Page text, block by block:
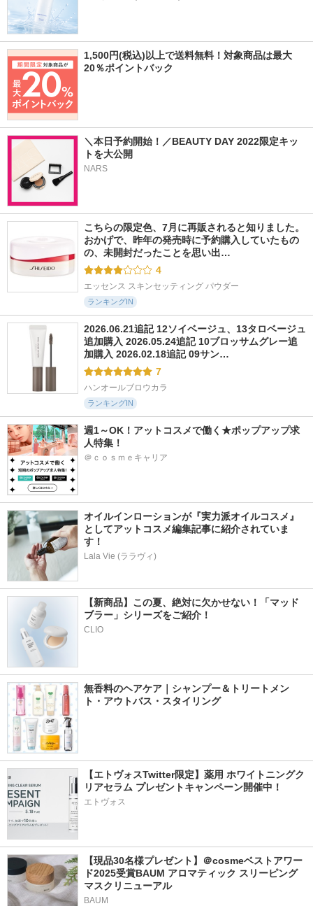
1,500円(税込)以上で送料無料！対象商品は最大
20％ポイントバック
＼本日予約開始！／BEAUTY DAY 2022限定キッ
トを大公開
NARS
こちらの限定色、7月に再販されると知りました。
おかげで、昨年の発売時に予約購入していたもの
の、未開封だったことを思い出…
4
エッセンス スキンセッティング パウダー
ランキングIN
2026.06.21追記 12ソイベージュ、13タロベージュ
追加購入 2026.05.24追記 10ブロッサムグレー追
加購入 2026.02.18追記 09サン…
7
ハンオールブロウカラ
ランキングIN
週1～OK！アットコスメで働く★ポップアップ求
人特集！
＠ｃｏｓｍｅキャリア
オイルインローションが『実力派オイルコスメ』
としてアットコスメ編集記事に紹介されていま
す！
Lala Vie (ララヴィ)
【新商品】この夏、絶対に欠かせない！「マッド
ブラー」シリーズをご紹介！
CLIO
無香料のヘアケア｜シャンプー＆トリートメン
ト・アウトバス・スタイリング
【エトヴォスTwitter限定】薬用 ホワイトニングク
リアセラム プレゼントキャンペーン開催中！
エトヴォス
【現品30名様プレゼント】＠cosmeベストアワー
ド2025受賞BAUM アロマティック スリーピング
マスクリニューアル
BAUM